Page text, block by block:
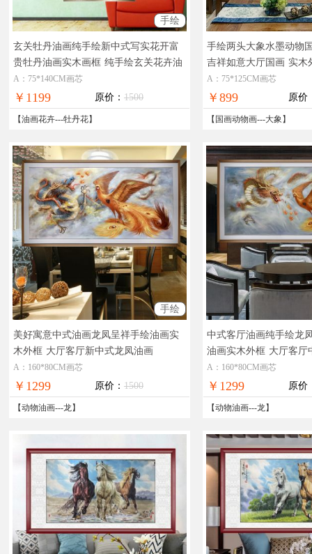
手绘
玄关牡丹油画纯手绘新中式写实花开富
贵牡丹油画实木画框 纯手绘玄关花卉油
画牡丹花油画作品
A：75*140CM画芯
￥1199 原价： 1500
【油画花卉---牡丹花】
手绘两头大象水墨动物
吉祥如意大厅国画 实木
画
A：75*125CM画芯
￥899 原价
【 国画动物画---大象 】
手绘
美好寓意中式油画龙凤呈祥手绘油画实
木外框 大厅客厅新中式龙凤油画
A：160*80CM画芯
￥1299 原价： 1500
【动物油画---龙】
中式客厅油画纯手绘龙
油画实木外框 大厅客厅
凤呈祥
A：160*80CM画芯
￥1299 原价
【动物油画---龙】